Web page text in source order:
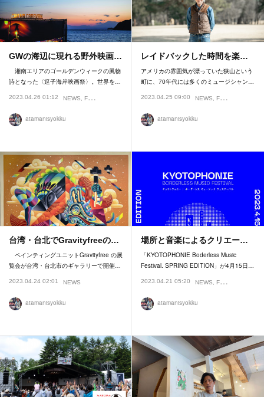
GWの海辺に現れる野外映画…
湘南エリアのゴールデンウィークの風物
詩となった〈逗子海岸映画祭〉。世界を…
2023.04.26 01:12 NEWS FESTIVAL
atamanisyokku
レイドバックした時間を楽…
アメリカの雰囲気が漂っていた狭山という
町に、70年代には多くのミュージシャン…
2023.04.25 09:00 NEWS FESTIVAL
atamanisyokku
台湾・台北でGravityfreeの…
ペインティングユニットGravityfree の展
覧会が台湾・台北市のギャラリーで開催…
2023.04.24 02:01 NEWS
atamanisyokku
場所と音楽によるクリエー…
「KYOTOPHONIE Boderless Music
Festival. SPRING EDITION」が4月15日…
2023.04.21 05:20 NEWS FESTIVAL
atamanisyokku